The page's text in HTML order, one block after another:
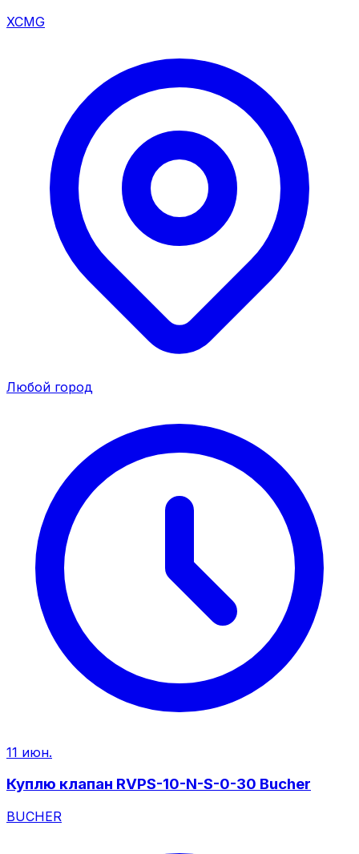
XCMG
Любой город
11 июн.
Куплю клапан RVPS-10-N-S-0-30 Bucher
BUCHER